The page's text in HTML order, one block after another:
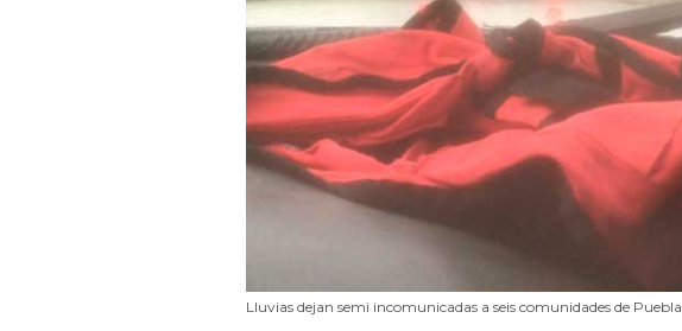
Lluvias dejan semi incomunicadas a seis comunidades de Puebla